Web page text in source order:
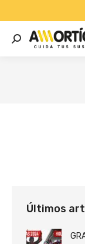
Buscar:
Últimos